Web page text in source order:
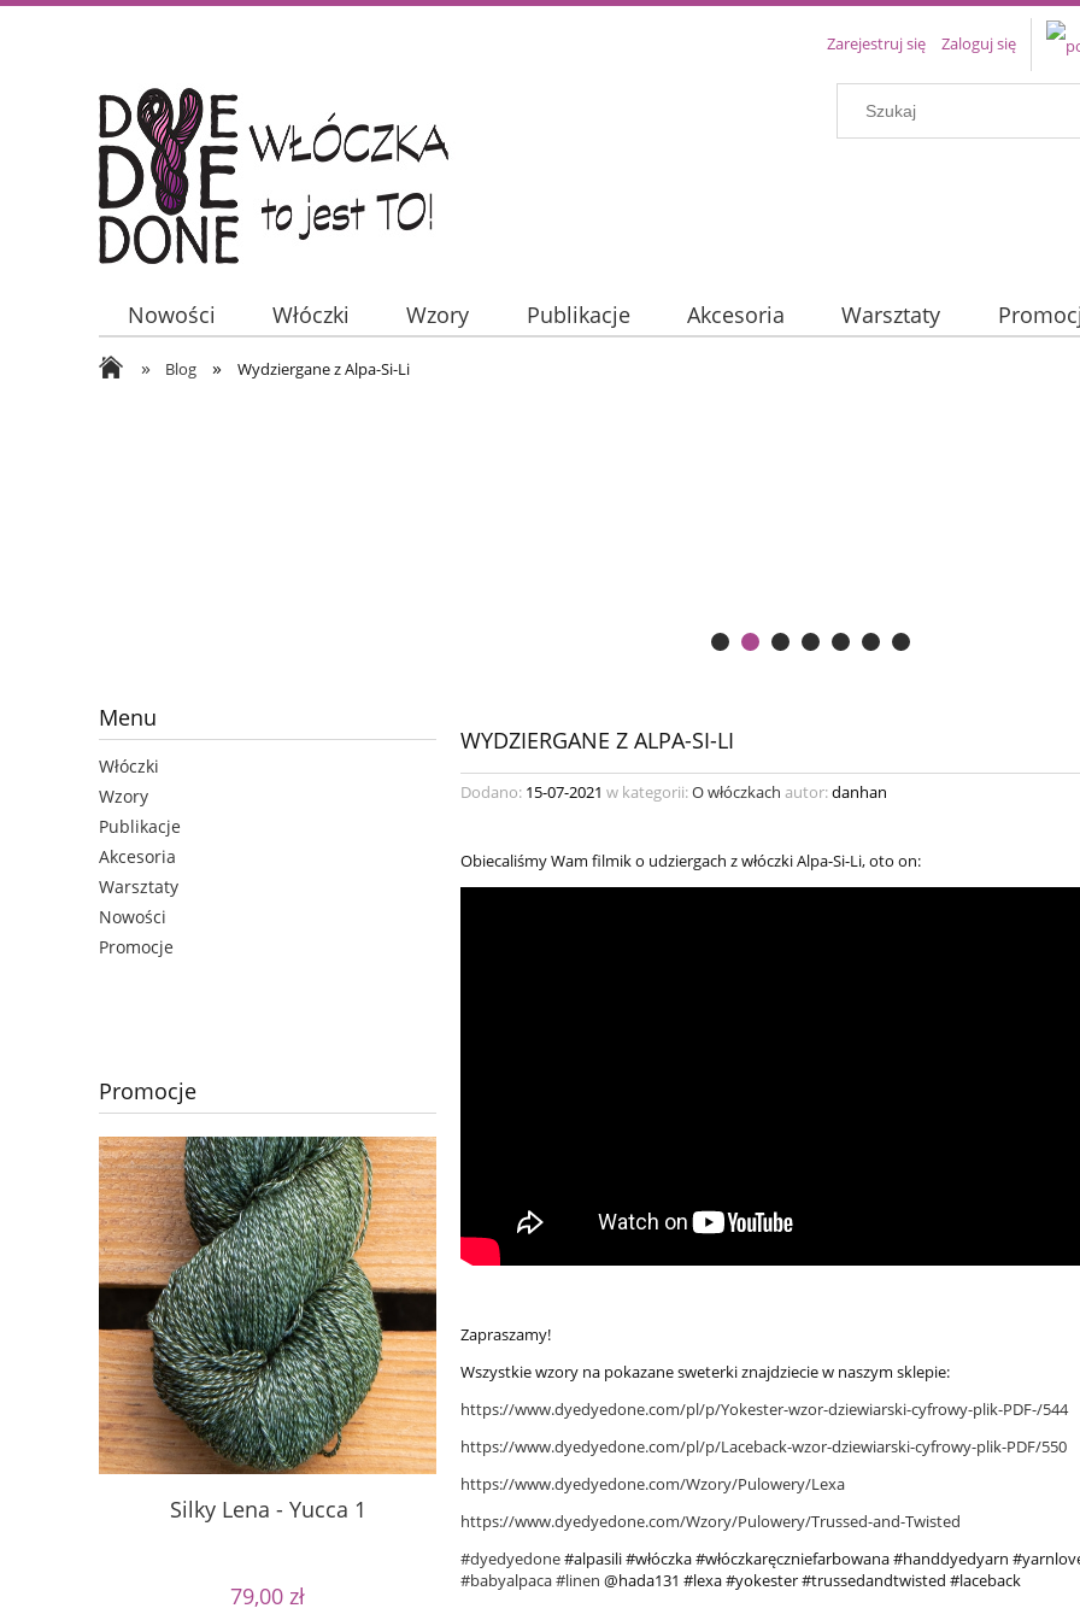
Zarejestruj się Zaloguj się
Nowości Włóczki Wzory Publikacje Akcesoria Warsztaty
» Blog » Wydziergane z Alpa-Si-Li
Menu
Włóczki
Wzory
Publikacje
Akcesoria
Warsztaty
Nowości
Promocje
Promocje
Silky Lena - Yucca 1
79,00 zł
Silky Lena - Pumpkin Pie
79,00 zł
Silky Lena - Raspberry
79,00 zł
WYDZIERGANE Z ALPA-SI-LI
Dodano: 15-07-2021 w kategorii:O włóczkach autor:danhan
Obiecaliśmy Wam filmik o udziergach z włóczki Alpa-Si-Li, oto on:
Zapraszamy!
Wszystkie wzory na pokazane sweterki znajdziecie w naszym sklepie:
https://www.dyedyedone.com/pl/p/Yokester-wzor-dziewiarski-cyfrowy-plik-PDF-/544
https://www.dyedyedone.com/pl/p/Laceback-wzor-dziewiarski-cyfrowy-plik-PDF/550
https://www.dyedyedone.com/Wzory/Pulowery/Lexa
https://www.dyedyedone.com/Wzory/Pulowery/Trussed-and-Twisted
#dyedyedone#alpasili #włóczka #włóczkaręczniefarbowana #handdyedyarn
#babyalpaca#linen @hada131 #lexa #yokester #trussedandtwisted #laceback